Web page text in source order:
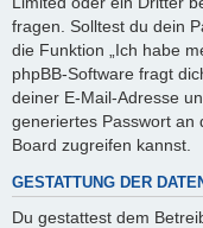
fragen. Solltest du dein
die Funktion „Ich habe
phpBB-Software fragt
deiner E-Mail-Adresse
generiertes Passwort an
Board zugreifen kannst.
GESTATTUNG DER
Du gestattest dem